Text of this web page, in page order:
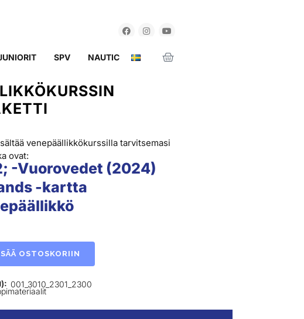
SPV NAUTIC
venepäällikkökurssilla tarvitsemasi
ovat:
-Vuorovedet (2024)
-kartta
OSTOSKORIIN
001_3010_2301_2300